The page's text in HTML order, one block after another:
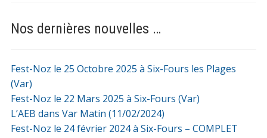
Nos dernières nouvelles …
Fest-Noz le 25 Octobre 2025 à Six-Fours les Plages
(Var)
Fest-Noz le 22 Mars 2025 à Six-Fours (Var)
L’AEB dans Var Matin (11/02/2024)
Fest-Noz le 24 février 2024 à Six-Fours – COMPLET